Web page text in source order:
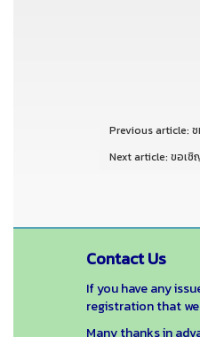
Previous article: ช
Next article: ขอเชิ
Contact Us
If you have any
registration that
Many thanks in